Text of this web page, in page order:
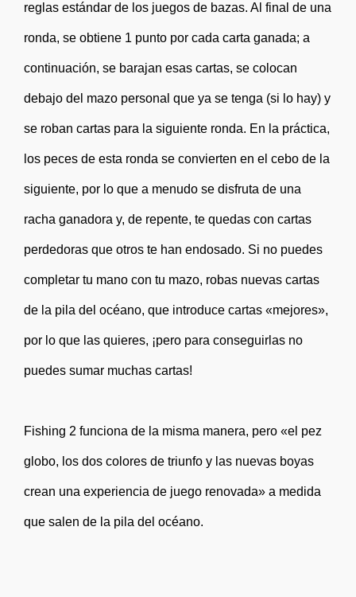
reglas estándar de los juegos de bazas. Al final de una
ronda, se obtiene 1 punto por cada carta ganada; a
continuación, se barajan esas cartas, se colocan
debajo del mazo personal que ya se tenga (si lo hay) y
se roban cartas para la siguiente ronda. En la práctica,
los peces de esta ronda se convierten en el cebo de la
siguiente, por lo que a menudo se disfruta de una
racha ganadora y, de repente, te quedas con cartas
perdedoras que otros te han endosado. Si no puedes
completar tu mano con tu mazo, robas nuevas cartas
de la pila del océano, que introduce cartas «mejores»,
por lo que las quieres, ¡pero para conseguirlas no
puedes sumar muchas cartas!
Fishing 2 funciona de la misma manera, pero «el pez
globo, los dos colores de triunfo y las nuevas boyas
crean una experiencia de juego renovada» a medida
que salen de la pila del océano.